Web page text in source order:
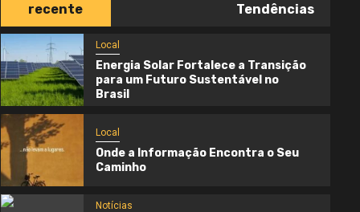
recente
Tendências
Local
Energia Solar Fortalece a Transição
para um Futuro Sustentável no
Brasil
Local
Onde a Informação Encontra o Seu
Caminho
Notícias